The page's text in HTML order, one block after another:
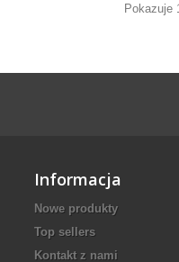
Pokazuje
Informacja
Nowe produkty
Top sellers
Kontakt z nami